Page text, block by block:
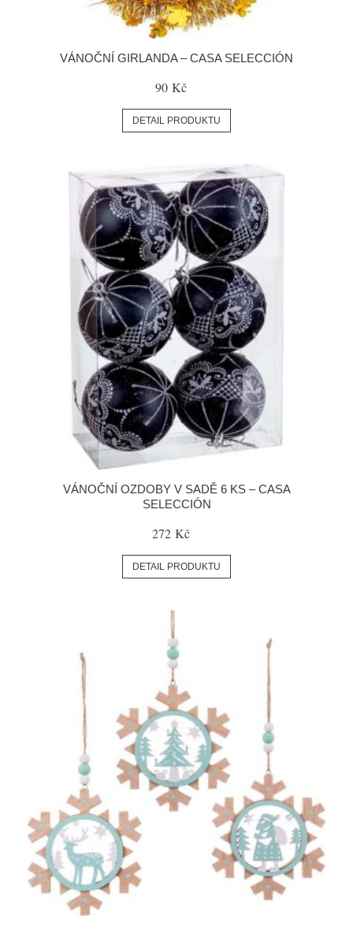
VÁNOČNÍ GIRLANDA – CASA SELECCIÓN
90 Kč
DETAIL PRODUKTU
VÁNOČNÍ OZDOBY V SADĚ 6 KS – CASA
SELECCIÓN
272 Kč
DETAIL PRODUKTU